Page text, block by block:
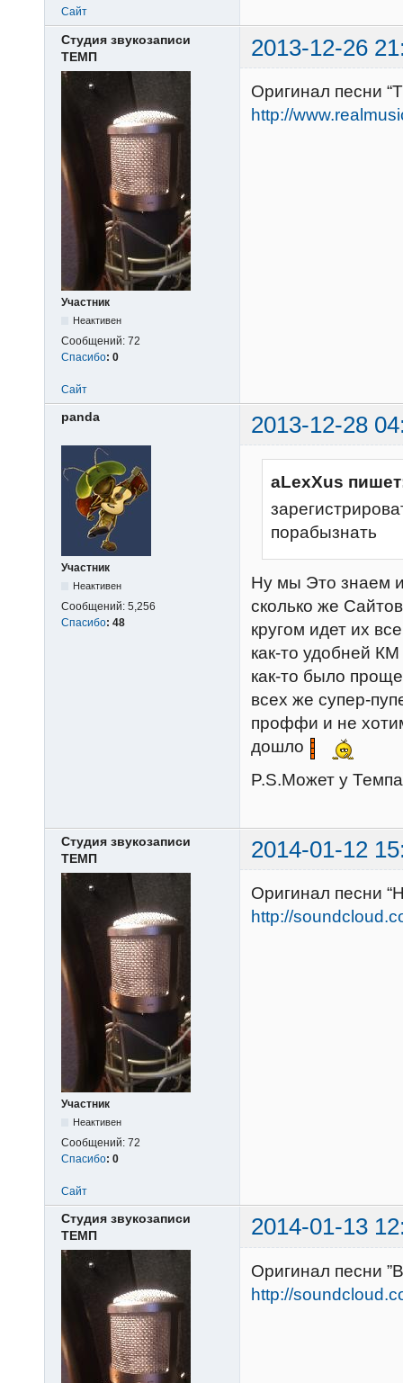
Сайт
Студия звукозаписи
ТЕМП
2013-12-26
Участник
Неактивен
Сообщений: 72
Спасибо: 0
Оригинал песни
http://
Сайт
panda 2013-12-28
Участник
Неактивен
Сообщений: 5,256
Спасибо: 48
aLexXus
порабызнать
Ну мы Это знаем
сколько же
кругом идет их
как-то удобней
как-то было
всех же супер-
проффи и не
дошло
P.S.Может у
Студия звукозаписи
ТЕМП
2014-01-12
Участник
Неактивен
Сообщений: 72
Спасибо: 0
Оригинал песни
http://
Сайт
Студия звукозаписи
ТЕМП
2014-01-13
Оригинал песни
http://